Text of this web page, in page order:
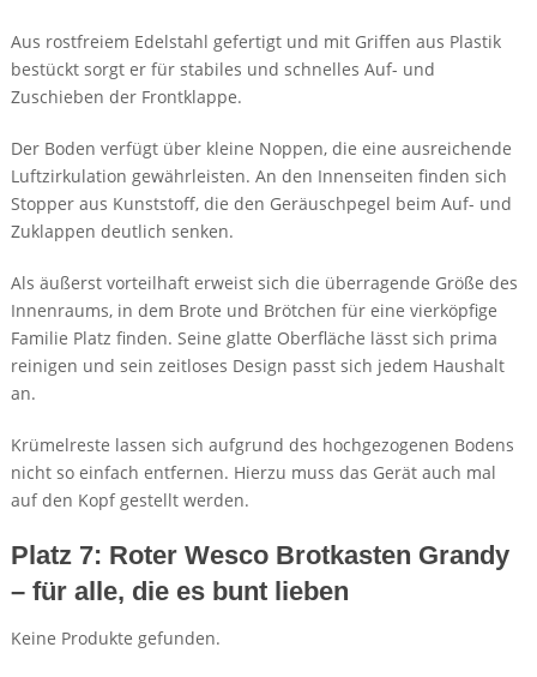
Aus rostfreiem Edelstahl gefertigt und mit Griffen aus Plastik
bestückt sorgt er für stabiles und schnelles Auf- und
Zuschieben der Frontklappe.
Der Boden verfügt über kleine Noppen, die eine ausreichende
Luftzirkulation gewährleisten. An den Innenseiten finden sich
Stopper aus Kunststoff, die den Geräuschpegel beim Auf- und
Zuklappen deutlich senken.
Als äußerst vorteilhaft erweist sich die überragende Größe des
Innenraums, in dem Brote und Brötchen für eine vierköpfige
Familie Platz finden. Seine glatte Oberfläche lässt sich prima
reinigen und sein zeitloses Design passt sich jedem Haushalt
an.
Krümelreste lassen sich aufgrund des hochgezogenen Bodens
nicht so einfach entfernen. Hierzu muss das Gerät auch mal
auf den Kopf gestellt werden.
Platz 7: Roter Wesco Brotkasten Grandy
– für alle, die es bunt lieben
Keine Produkte gefunden.